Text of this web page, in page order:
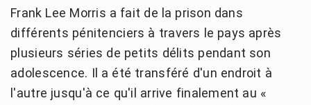
Frank Lee Morris a fait de la prison dans
différents pénitenciers à travers le pays après
plusieurs séries de petits délits pendant son
adolescence. Il a été transféré d'un endroit à
l'autre jusqu'à ce qu'il arrive finalement au «